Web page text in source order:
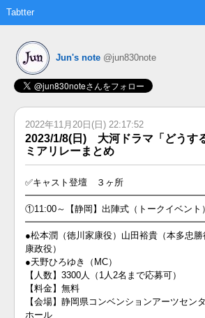
Tabtter
Jun's note @jun830note
2022年11月20日(日) 22:17:52
2023/1/8(日) 大河ドラマ「どうす
ミアリレーまとめ
✅キャスト登壇 ３ヶ所
①11:00～【静岡】出陣式（トークイベント）
●松本潤（徳川家康役）山田裕貴（本多忠
康政役）
●天野ひろゆき（MC）
【人数】3300人（1人2名まで応募可）
【料金】無料
【会場】静岡県コンベンションアーツセン
ホール